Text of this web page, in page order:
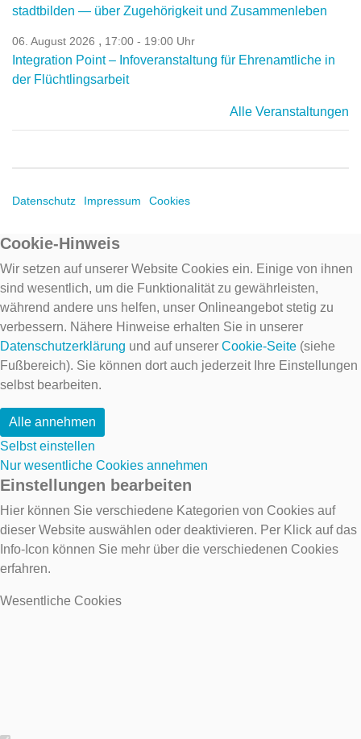
stadtbilden — über Zugehörigkeit und Zusammenleben
06. August 2026 , 17:00 - 19:00 Uhr
Integration Point – Infoveranstaltung für Ehrenamtliche in
der Flüchtlingsarbeit
Alle Veranstaltungen
Datenschutz Impressum Cookies
Cookie-Hinweis
Wir setzen auf unserer Website Cookies ein. Einige von ihnen
sind wesentlich, um die Funktionalität zu gewährleisten,
während andere uns helfen, unser Onlineangebot stetig zu
verbessern. Nähere Hinweise erhalten Sie in unserer
Datenschutzerklärung und auf unserer Cookie-Seite (siehe
Fußbereich). Sie können dort auch jederzeit Ihre Einstellungen
selbst bearbeiten.
Alle annehmen
Selbst einstellen
Nur wesentliche Cookies annehmen
Einstellungen bearbeiten
Hier können Sie verschiedene Kategorien von Cookies auf
dieser Website auswählen oder deaktivieren. Per Klick auf das
Info-Icon können Sie mehr über die verschiedenen Cookies
erfahren.
Wesentliche Cookies